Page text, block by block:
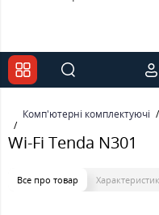
Комп'ютерні комплектуючі
Wi-Fi Tenda N301
Все про товар